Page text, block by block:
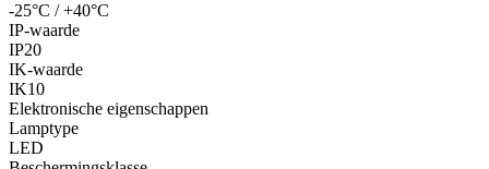
-25°C / +40°C
IP-waarde
IP20
IK-waarde
IK10
Elektronische eigenschappen
Lamptype
LED